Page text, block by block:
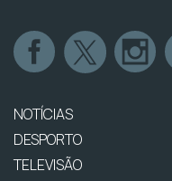
NOTÍCIAS
DESPORTO
TELEVISÃO